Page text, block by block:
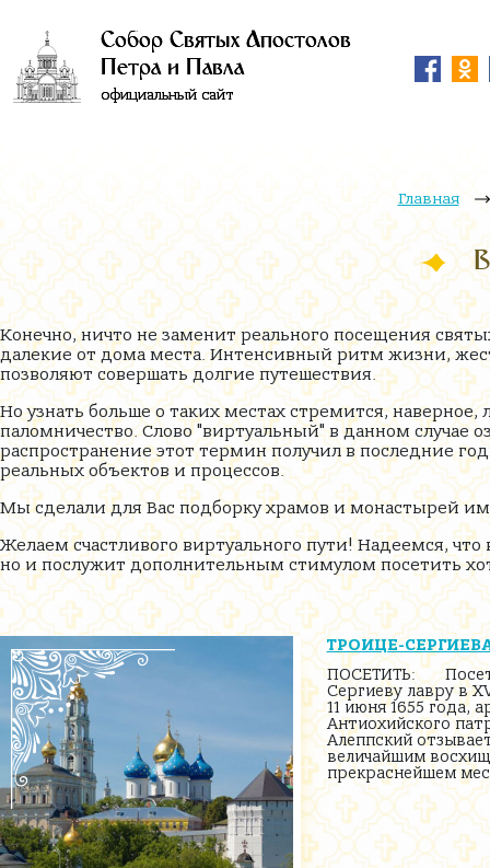
Собор Святых Апостолов
Петра и Павла
официальный сайт
Главная
Конечно, ничто не заменит реального посещения
далекие от дома места. Интенсивный ритм жизни,
позволяют совершать долгие путешествия.
Но узнать больше о таких местах стремится,
паломничество. Слово "виртуальный" в данном случае
распространение этот термин получил в последние
реальных объектов и процессов.
Мы сделали для Вас подборку храмов и монастырей
Желаем счастливого виртуального пути! Надеемся,
но и послужит дополнительным стимулом посетить
ТРОИЦЕ-
ПОСЕТИТЬ:
Сергиеву лавру в
11 июня 1655 года,
Антиохийского
Алеппский
величайшим
прекраснейшем